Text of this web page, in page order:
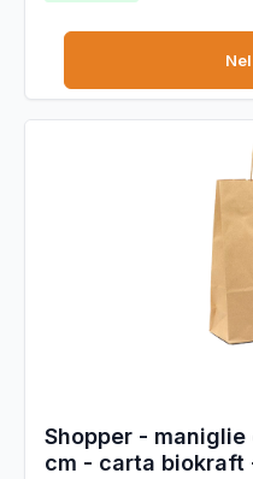
Shopper -
cm - carta biokraft